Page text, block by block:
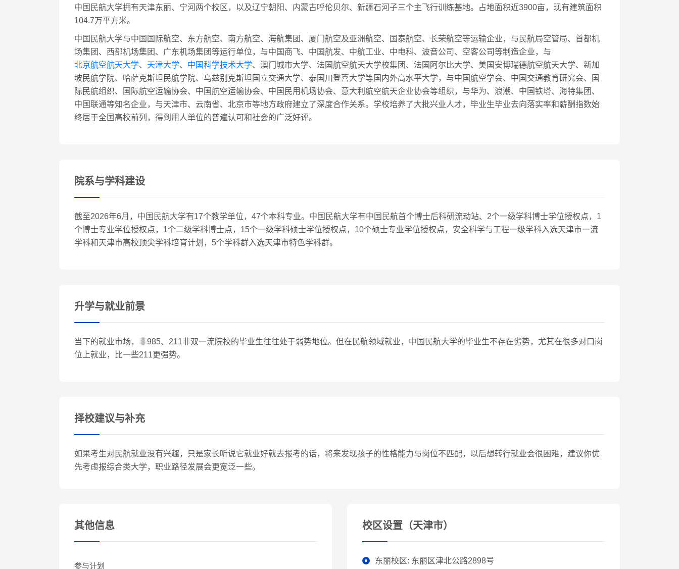
中国民航大学拥有天津东丽、宁河两个校区，以及辽宁朝阳、内蒙古呼伦贝尔、新疆石河子三个主飞行训练基地。占地面积近3900亩，现有建筑面积
104.7万平方米。
中国民航大学与中国国际航空、东方航空、南方航空、海航集团、厦门航空及亚洲航空、国泰航空、长荣航空等运输企业，与民航局空管局、首都机
场集团、西部机场集团、广东机场集团等运行单位，与中国商飞、中国航发、中航工业、中电科、波音公司、空客公司等制造企业，与
北京航空航天大学、 天津大学、 中国科学技术大学、澳门城市大学、法国航空航天大学校集团、法国阿尔比大学、美国安博瑞德航空航天大学、新加
坡民航学院、哈萨克斯坦民航学院、乌兹别克斯坦国立交通大学、泰国川登喜大学等国内外高水平大学，与中国航空学会、中国交通教育研究会、国
际民航组织、国际航空运输协会、中国航空运输协会、中国民用机场协会、意大利航空航天企业协会等组织，与华为、浪潮、中国铁塔、海特集团、
中国联通等知名企业，与天津市、云南省、北京市等地方政府建立了深度合作关系。学校培养了大批兴业人才，毕业生毕业去向落实率和薪酬指数始
终居于全国高校前列，得到用人单位的普遍认可和社会的广泛好评。
院系与学科建设
截至2026年6月，中国民航大学有17个教学单位，47个本科专业。中国民航大学有中国民航首个博士后科研流动站、2个一级学科博士学位授权点，1
个博士专业学位授权点，1个二级学科博士点，15个一级学科硕士学位授权点，10个硕士专业学位授权点，安全科学与工程一级学科入选天津市一流
学科和天津市高校顶尖学科培育计划，5个学科群入选天津市特色学科群。
升学与就业前景
当下的就业市场，非985、211非双一流院校的毕业生往往处于弱势地位。但在民航领域就业，中国民航大学的毕业生不存在劣势，尤其在很多对口岗
位上就业，比一些211更强势。
择校建议与补充
如果考生对民航就业没有兴趣，只是家长听说它就业好就去报考的话，将来发现孩子的性格能力与岗位不匹配，以后想转行就业会很困难，建议你优
先考虑报综合类大学，职业路径发展会更宽泛一些。
其他信息
参与计划
校区设置（天津市）
东丽校区: 东丽区津北公路2898号